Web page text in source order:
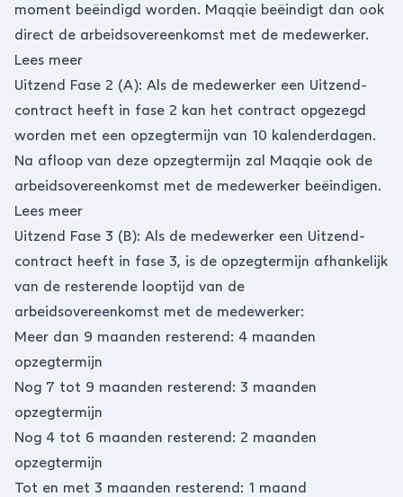
moment beëindigd worden. Maqqie beëindigt dan ook
direct de arbeidsovereenkomst met de medewerker.
Lees meer
Uitzend Fase 2 (A): Als de medewerker een Uitzend-
contract heeft in fase 2 kan het contract opgezegd
worden met een opzegtermijn van 10 kalenderdagen.
Na afloop van deze opzegtermijn zal Maqqie ook de
arbeidsovereenkomst met de medewerker beëindigen.
Lees meer
Uitzend Fase 3 (B): Als de medewerker een Uitzend-
contract heeft in fase 3, is de opzegtermijn afhankelijk
van de resterende looptijd van de
arbeidsovereenkomst met de medewerker:
Meer dan 9 maanden resterend: 4 maanden
opzegtermijn
Nog 7 tot 9 maanden resterend: 3 maanden
opzegtermijn
Nog 4 tot 6 maanden resterend: 2 maanden
opzegtermijn
Tot en met 3 maanden resterend: 1 maand